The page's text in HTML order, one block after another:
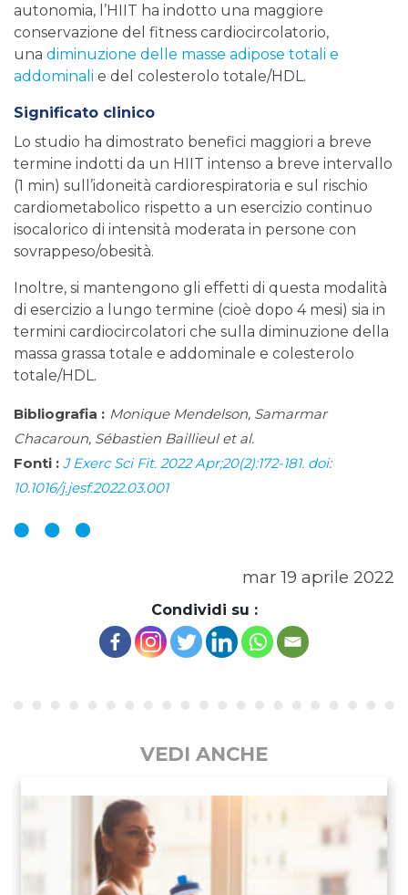
autonomia, l’HIIT ha indotto una maggiore
conservazione del fitness cardiocircolatorio,
una diminuzione delle masse adipose totali e
addominali e del colesterolo totale/HDL.
Significato clinico
Lo studio ha dimostrato benefici maggiori a breve
termine indotti da un HIIT intenso a breve intervallo
(1 min) sull’idoneità cardiorespiratoria e sul rischio
cardiometabolico rispetto a un esercizio continuo
isocalorico di intensità moderata in persone con
sovrappeso/obesità.
Inoltre, si mantengono gli effetti di questa modalità
di esercizio a lungo termine (cioè dopo 4 mesi) sia in
termini cardiocircolatori che sulla diminuzione della
massa grassa totale e addominale e colesterolo
totale/HDL.
Bibliografia : Monique Mendelson, Samarmar
Chacaroun, Sébastien Baillieul et al.
Fonti : J Exerc Sci Fit. 2022 Apr;20(2):172-181. doi:
10.1016/j.jesf.2022.03.001
mar 19 aprile 2022
Condividi su :
VEDI ANCHE